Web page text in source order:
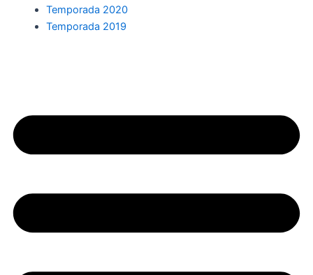
Temporada 2020
Temporada 2019